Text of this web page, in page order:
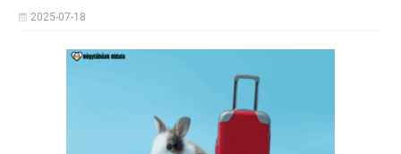
2025-07-18